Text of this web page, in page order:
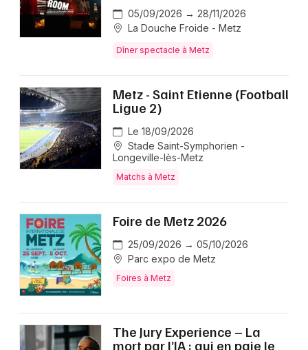
05/09/2026 → 28/11/2026
La Douche Froide - Metz
Dîner spectacle à Metz
Metz - Saint Etienne (Football
Ligue 2)
Le 18/09/2026
Stade Saint-Symphorien -
Longeville-lès-Metz
Matchs à Metz
Foire de Metz 2026
25/09/2026 → 05/10/2026
Parc expo de Metz
Foires à Metz
The Jury Experience – La
mort par l’IA : qui en paie le